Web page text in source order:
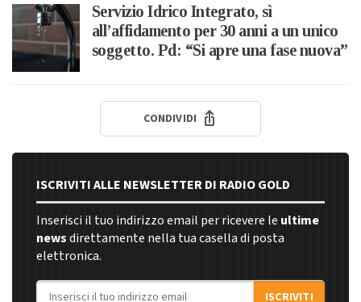
Servizio Idrico Integrato, sì
all’affidamento per 30 anni a un unico
soggetto. Pd: “Si apre una fase nuova”
CONDIVIDI
ISCRIVITI ALLE NEWSLETTER DI RADIO GOLD
Inserisci il tuo indirizzo email per ricevere le ultime
newsdirettamente nella tua casella di posta
elettronica.
Indirizzo email
ISCRIVITI